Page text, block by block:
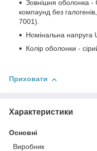
Зовнішня оболонка -
компаунд без
7001).
Номінальна напруга
Колір оболонки -
Приховати
Характеристики
Основні
Виробник